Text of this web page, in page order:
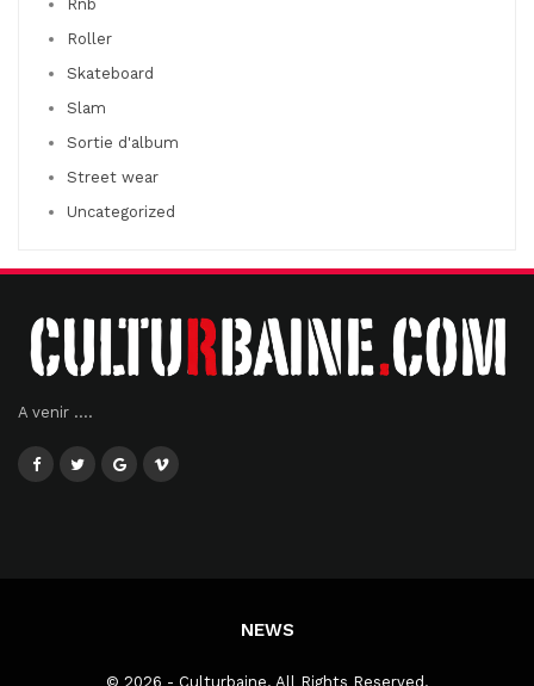
Rnb
Roller
Skateboard
Slam
Sortie d'album
Street wear
Uncategorized
A venir ....
NEWS
© 2026 - Culturbaine. All Rights Reserved.